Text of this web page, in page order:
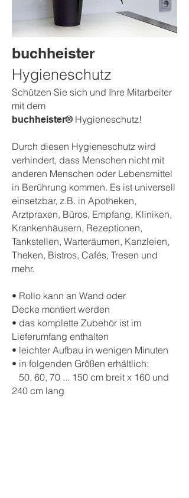
buchheister
Hygieneschutz
Schützen Sie sich und Ihre Mitarbeiter
mit dem
buchheister® Hygieneschutz!
Durch diesen Hygieneschutz wird
verhindert, dass Menschen nicht mit
anderen Menschen oder Lebensmittel
in Berührung kommen. Es ist universell
einsetzbar, z.B. in Apotheken,
Arztpraxen, Büros, Empfang, Kliniken,
Krankenhäusern, Rezeptionen,
Tankstellen, Warteräumen, Kanzleien,
Theken, Bistros, Cafés, Tresen und
mehr.
• Rollo kann an Wand oder
Decke montiert werden
• das komplette Zubehör ist im
Lieferumfang enthalten
• leichter Aufbau in wenigen Minuten
• in folgenden Größen erhältlich:
50, 60, 70 ... 150 cm breit x 160 und
240 cm lang